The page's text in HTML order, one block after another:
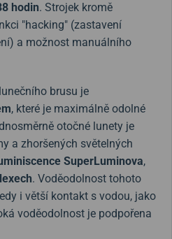
hodin. Strojek kromě
"hacking" (zastavení
a možnost manuálního
brusu je
, které je maximálně odolné
otočné lunety je
a zhoršených světelných
SuperLuminova,
. Voděodolnost tohoto
i větší kontakt s vodou, jako
voděodolnost je podpořena